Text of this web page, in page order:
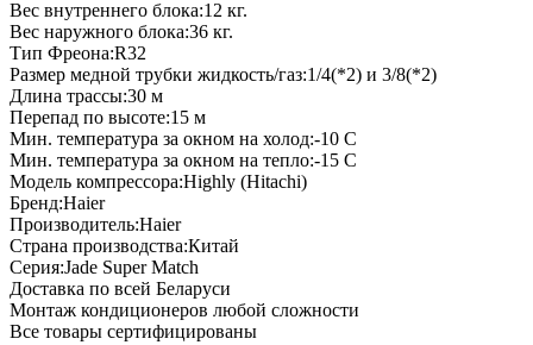
Вес внутреннего блока:12 кг.
Вес наружного блока:36 кг.
Тип Фреона:R32
Размер медной трубки жидкость/газ:1/4(*2) и 3/8(*2)
Длина трассы:30 м
Перепад по высоте:15 м
Мин. температура за окном на холод:-10 С
Мин. температура за окном на тепло:-15 С
Модель компрессора:Highly (Hitachi)
Бренд:Haier
Производитель:Haier
Страна производства:Китай
Серия:Jade Super Match
Доставка по всей Беларуси
Монтаж кондиционеров любой сложности
Все товары сертифицированы